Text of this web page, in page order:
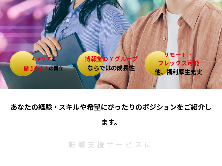
キャリアと
働きやすさの両立
博報堂ＤＹグループ
ならではの成長性
リモート・
フレックス可能
他、福利厚生充実
あなたの経験・スキルや希望にぴったりのポジションをご紹介し
ます。
転職支援サービスに